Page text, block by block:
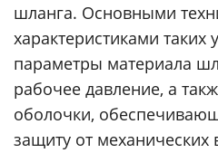
шланга. Основными
характеристиками таких
параметры материала
рабочее давление, а
оболочки,
защиту от механических